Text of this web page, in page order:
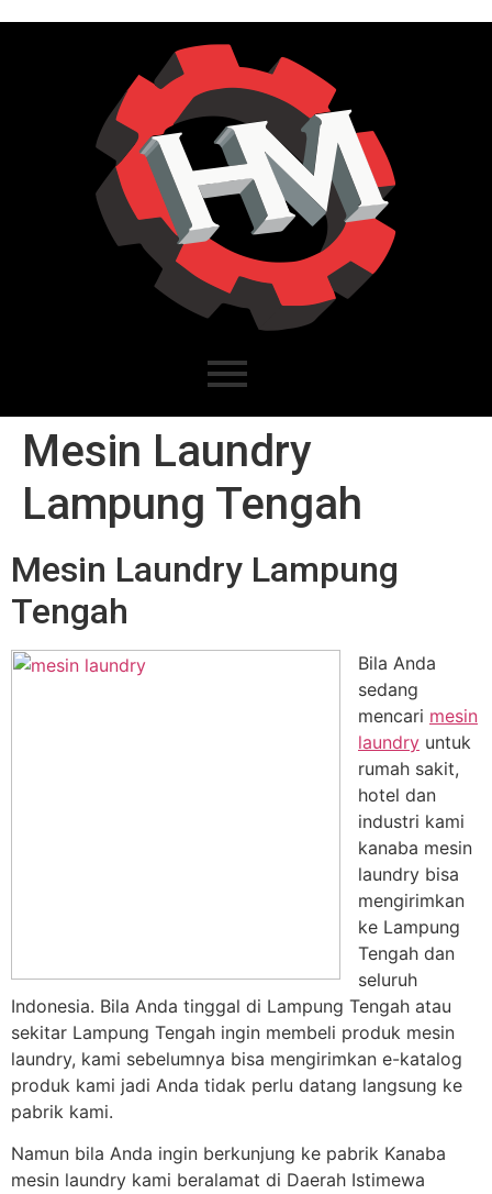
Mesin Laundry
Lampung Tengah
Mesin Laundry Lampung
Tengah
Bila Anda
sedang
mencari mesin
laundry untuk
rumah sakit,
hotel dan
industri kami
kanaba mesin
laundry bisa
mengirimkan
ke Lampung
Tengah dan
seluruh
Indonesia. Bila Anda tinggal di Lampung Tengah atau
sekitar Lampung Tengah ingin membeli produk mesin
laundry, kami sebelumnya bisa mengirimkan e-katalog
produk kami jadi Anda tidak perlu datang langsung ke
pabrik kami.
Namun bila Anda ingin berkunjung ke pabrik Kanaba
mesin laundry kami beralamat di Daerah Istimewa